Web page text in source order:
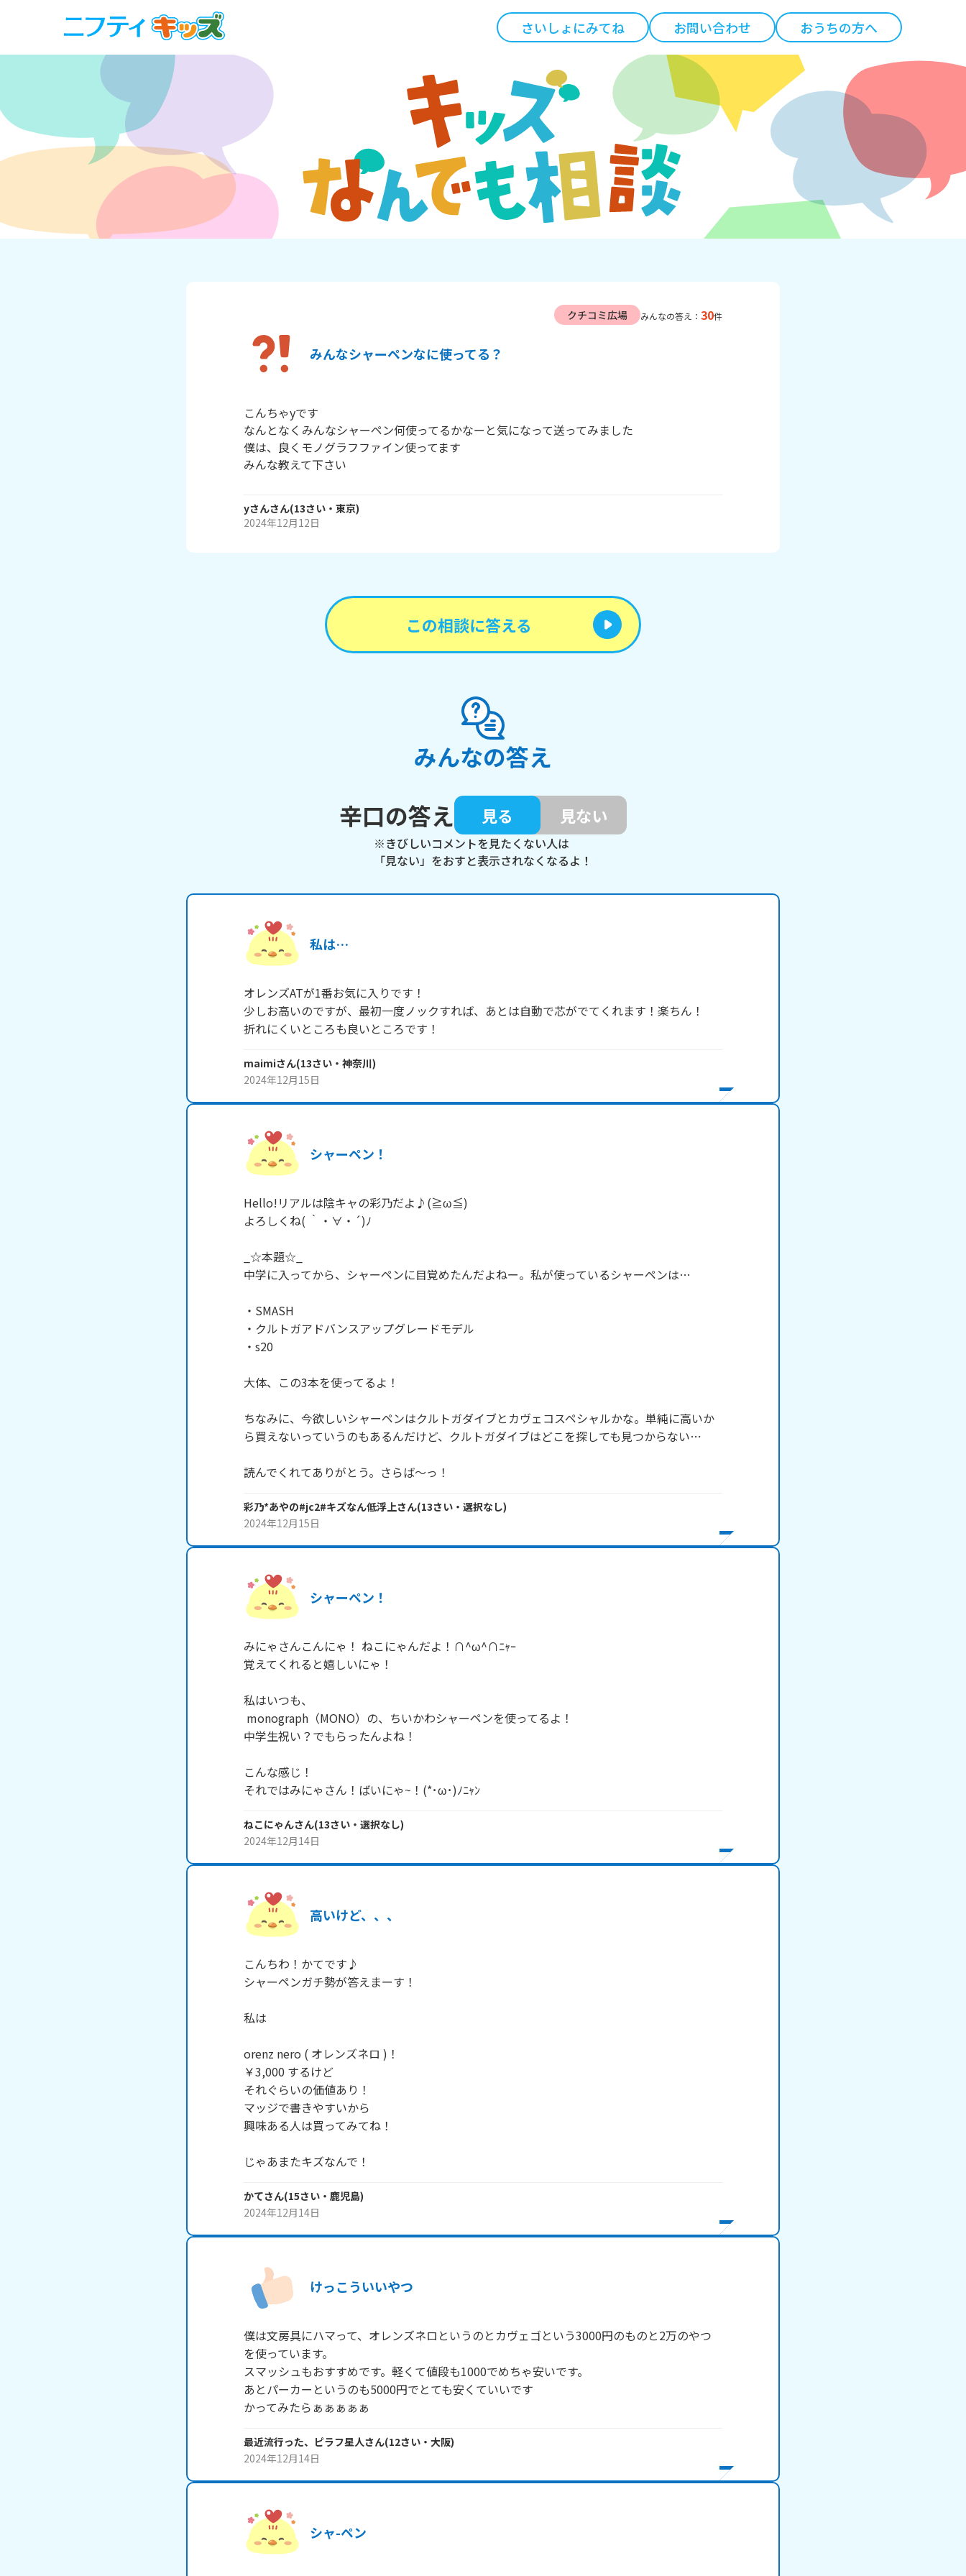
さいしょにみてね お問い合わせ おうちの方へ
クチコミ広場 みんなの答え： 30件
みんなシャーペンなに使ってる？
こんちゃyです
なんとなくみんなシャーペン何使ってるかなーと気になって送ってみました
僕は、良くモノグラフファイン使ってます
みんな教えて下さい
yさんさん(13さい・ 東京)
2024年12月12日
この相談に答える
みんなの答え
辛口の答え
見る 見ない
※きびしいコメントを見たくない人は
「見ない」をおすと表示されなくなるよ！
私は…
オレンズATが1番お気に入りです！
少しお高いのですが、最初一度ノックすれば、あとは自動で芯がでてくれます！楽ちん！
折れにくいところも良いところです！
maimiさん(13さい・ 神奈川)
2024年12月15日
シャーペン！
Hello!リアルは陰キャの彩乃だよ♪(≧ω≦)
よろしくね( ｀・∀・´)ﾉ
_☆本題☆_
中学に入ってから、シャーペンに目覚めたんだよねー。私が使っているシャーペンは…
・SMASH
・クルトガアドバンスアップグレードモデル
・s20
大体、この3本を使ってるよ！
ちなみに、今欲しいシャーペンはクルトガダイブとカヴェコスペシャルかな。単純に高いか
ら買えないっていうのもあるんだけど、クルトガダイブはどこを探しても見つからない…
読んでくれてありがとう。さらば～っ！
彩乃*あやの#jc2#キズなん低浮上さん(13さい・ 選択なし)
2024年12月15日
シャーペン！
みにゃさんこんにゃ！ ねこにゃんだよ！∩^ω^∩ﾆｬｰ
覚えてくれると嬉しいにゃ！
私はいつも、
中学生祝い？でもらったんよね！
こんな感じ！
それではみにゃさん！ばいにゃ~！(*･ω･)ﾉﾆｬﾝ
ねこにゃんさん(13さい・ 選択なし)
2024年12月14日
高いけど、、、
こんちわ！かてです♪
シャーペンガチ勢が答えまーす！
私は
orenz nero ( オレンズネロ )！
￥3,000 するけど
それぐらいの価値あり！
マッジで書きやすいから
興味ある人は買ってみてね！
じゃあまたキズなんで！
かてさん(15さい・ 鹿児島)
2024年12月14日
けっこういいやつ
僕は文房具にハマって、オレンズネロというのとカヴェゴという3000円のものと2万のやつ
を使っています。
スマッシュもおすすめです。軽くて値段も1000でめちゃ安いです。
あとパーカーというのも5000円でとても安くていいです
かってみたらぁぁぁぁぁ
最近流行った、ピラフ星人さん(12さい・ 大阪)
2024年12月14日
シャ-ペン